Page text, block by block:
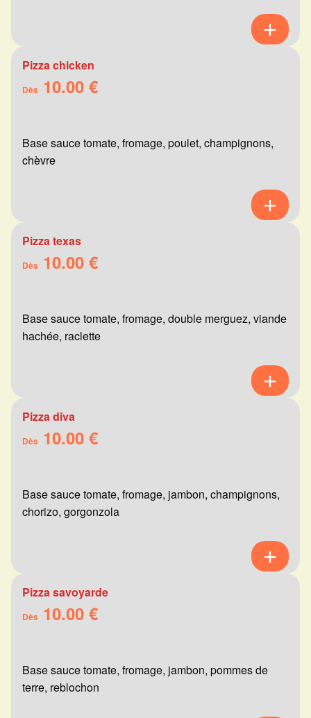
Pizza chicken
Dès 10.00 €
Base sauce tomate, fromage, poulet, champignons,
chèvre
Pizza texas
Dès 10.00 €
Base sauce tomate, fromage, double merguez, viande
hachée, raclette
Pizza diva
Dès 10.00 €
Base sauce tomate, fromage, jambon, champignons,
chorizo, gorgonzola
Pizza savoyarde
Dès 10.00 €
Base sauce tomate, fromage, jambon, pommes de
terre, reblochon